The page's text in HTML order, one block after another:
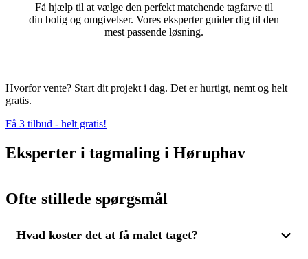
Få hjælp til at vælge den perfekt matchende tagfarve til
din bolig og omgivelser. Vores eksperter guider dig til den
mest passende løsning.
Hvorfor vente? Start dit projekt i dag. Det er hurtigt, nemt og helt
gratis.
Få 3 tilbud - helt gratis!
Eksperter i tagmaling i Høruphav
Ofte stillede spørgsmål
Hvad koster det at få malet taget?